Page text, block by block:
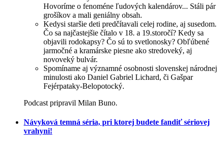
Hovoríme o fenoméne ľudových kalendárov... Stáli pár
grošíkov a mali geniálny obsah.
Kedysi staršie deti predčítavali celej rodine, aj susedom.
Čo sa najčastejšie čítalo v 18. a 19.storočí? Kedy sa
objavili rodokapsy? Čo sú to svetlonosky? Obľúbené
jarmočné a kramárske piesne ako stredoveký, aj
novoveký bulvár.
Spomíname aj významné osobnosti slovenskej národnej
minulosti ako Daniel Gabriel Lichard, či Gašpar
Fejérpataky-Belopotocký.
Podcast pripravil Milan Buno.
Návyková temná séria, pri ktorej budete fandiť sériovej
vrahyni!